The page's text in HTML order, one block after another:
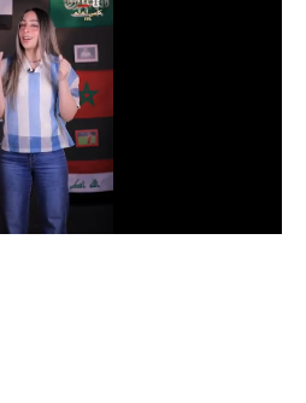
الدوري السعودي للمحترفين
دوري أبطال إفريقيا